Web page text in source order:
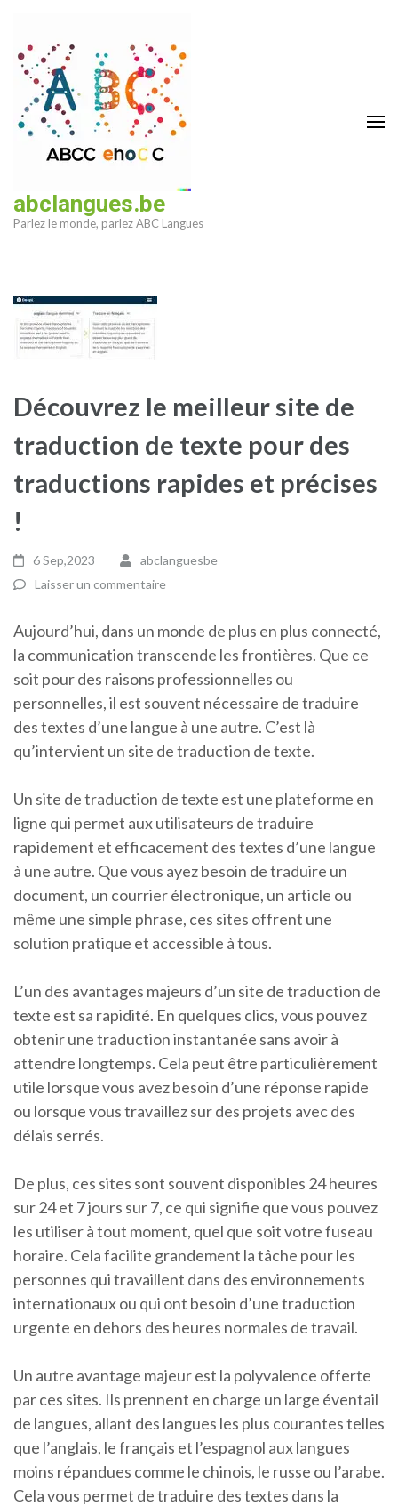
contenu
(Pressez
Entrée)
abclangues.be
Parlez le monde, parlez ABC Langues
Découvrez le meilleur site de
traduction de texte pour des
traductions rapides et précises
!
6 Sep,2023
abclanguesbe
Laisser un commentaire
Aujourd’hui, dans un monde de plus en plus connecté,
la communication transcende les frontières. Que ce
soit pour des raisons professionnelles ou
personnelles, il est souvent nécessaire de traduire
des textes d’une langue à une autre. C’est là
qu’intervient un site de traduction de texte.
Un site de traduction de texte est une plateforme en
ligne qui permet aux utilisateurs de traduire
rapidement et efficacement des textes d’une langue
à une autre. Que vous ayez besoin de traduire un
document, un courrier électronique, un article ou
même une simple phrase, ces sites offrent une
solution pratique et accessible à tous.
L’un des avantages majeurs d’un site de traduction de
texte est sa rapidité. En quelques clics, vous pouvez
obtenir une traduction instantanée sans avoir à
attendre longtemps. Cela peut être particulièrement
utile lorsque vous avez besoin d’une réponse rapide
ou lorsque vous travaillez sur des projets avec des
délais serrés.
De plus, ces sites sont souvent disponibles 24 heures
sur 24 et 7 jours sur 7, ce qui signifie que vous pouvez
les utiliser à tout moment, quel que soit votre fuseau
horaire. Cela facilite grandement la tâche pour les
personnes qui travaillent dans des environnements
internationaux ou qui ont besoin d’une traduction
urgente en dehors des heures normales de travail.
Un autre avantage majeur est la polyvalence offerte
par ces sites. Ils prennent en charge un large éventail
de langues, allant des langues les plus courantes telles
que l’anglais, le français et l’espagnol aux langues
moins répandues comme le chinois, le russe ou l’arabe.
Cela vous permet de traduire des textes dans la